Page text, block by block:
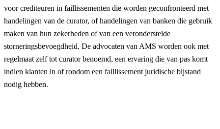
voor crediteuren in faillissementen die worden geconfronteerd met
handelingen van de curator, of handelingen van banken die gebruik
maken van hun zekerheden of van een veronderstelde
storneringsbevoegdheid. De advocaten van AMS worden ook met
regelmaat zelf tot curator benoemd, een ervaring die van pas komt
indien klanten in of rondom een faillissement juridische bijstand
nodig hebben.